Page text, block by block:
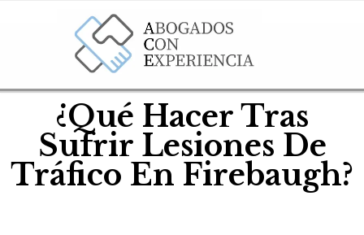
¿Qué Hacer Tras
Sufrir Lesiones De
Tráfico En Firebaugh?